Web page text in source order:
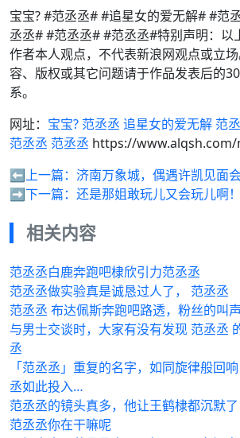
宝宝? #范丞丞# #追星女的爱无解# #范
丞丞# #范丞丞# #范丞丞#特别声明：以
作者本人观点，不代表新浪网观点或立
容、版权或其它问题请于作品发表后的
系。
网址： 宝宝? 范丞丞 追星女的爱无解 范
范丞丞 范丞丞 https://
⬅️上一篇： 济南万象城，偶遇许凯见面
➡️下一篇： 还是那姐敢玩儿又会玩儿啊
相关内容
范丞丞白鹿奔跑吧棣欣引力范丞丞
范丞丞做实验真是诚恳过人了， 范丞丞
范丞丞 布达佩斯奔跑吧路透，粉丝的叫
与男士交谈时，大家有没有发现 范丞丞
丞
「范丞丞」重复的名字，如同旋律般回
丞如此投入…
范丞丞的镜头真多，他让王鹤棣都沉默
范丞丞你在干嘛呢